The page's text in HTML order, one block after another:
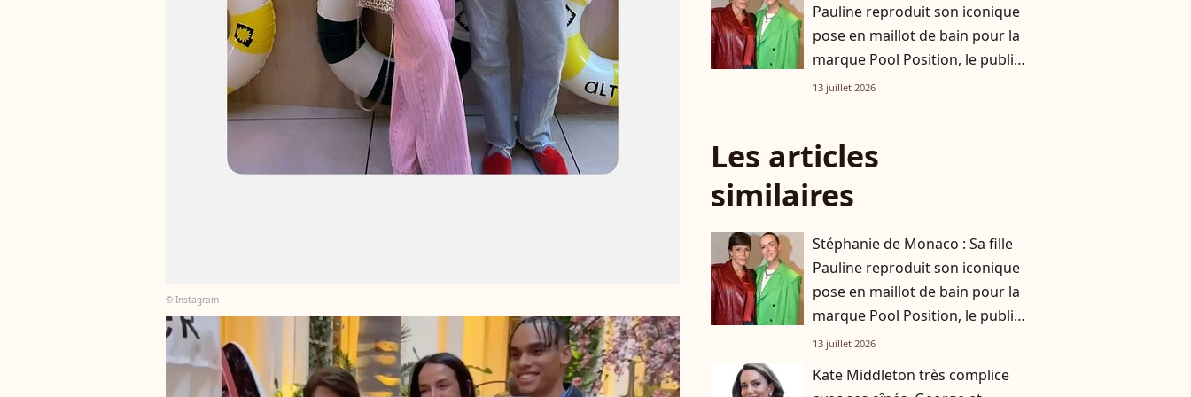
© Instagram
Pauline reproduit son iconique
pose en maillot de bain pour la
marque Pool Position, le public
conquis
13 juillet 2026
Les articles
similaires
Stéphanie de Monaco : Sa fille
Pauline reproduit son iconique
pose en maillot de bain pour la
marque Pool Position, le public
conquis
13 juillet 2026
Kate Middleton très complice